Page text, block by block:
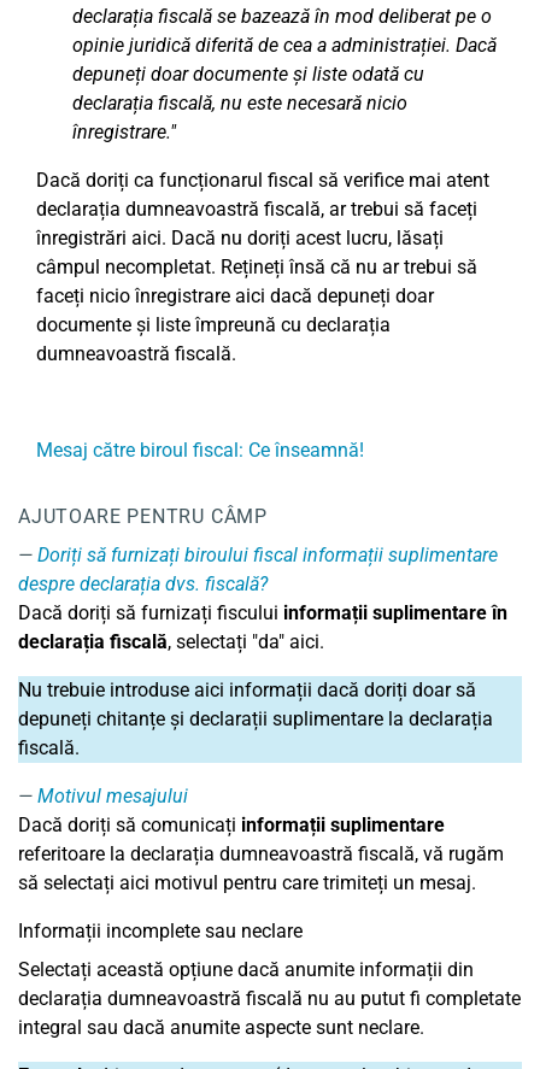
declarația fiscală se bazează în mod deliberat pe o
opinie juridică diferită de cea a administrației. Dacă
depuneți doar documente și liste odată cu
declarația fiscală, nu este necesară nicio
înregistrare."
Dacă doriți ca funcționarul fiscal să verifice mai atent
declarația dumneavoastră fiscală, ar trebui să faceți
înregistrări aici. Dacă nu doriți acest lucru, lăsați
câmpul necompletat. Rețineți însă că nu ar trebui să
faceți nicio înregistrare aici dacă depuneți doar
documente și liste împreună cu declarația
dumneavoastră fiscală.
Mesaj către biroul fiscal: Ce înseamnă!
AJUTOARE PENTRU CÂMP
Doriți să furnizați biroului fiscal informații suplimentare
despre declarația dvs. fiscală?
Dacă doriți să furnizați fiscului informații suplimentare în
declarația fiscală, selectați "da" aici.
Nu trebuie introduse aici informații dacă doriți doar să
depuneți chitanțe și declarații suplimentare la declarația
fiscală.
Motivul mesajului
Dacă doriți să comunicați informații suplimentare
referitoare la declarația dumneavoastră fiscală, vă rugăm
să selectați aici motivul pentru care trimiteți un mesaj.
Informații incomplete sau neclare
Selectați această opțiune dacă anumite informații din
declarația dumneavoastră fiscală nu au putut fi completate
integral sau dacă anumite aspecte sunt neclare.